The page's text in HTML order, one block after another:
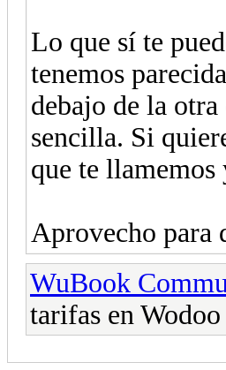
Lo que sí te
tenemos
debajo de la
sencilla. Si
que te
Aprovecho para
WuBook
tarifas en Wodoo